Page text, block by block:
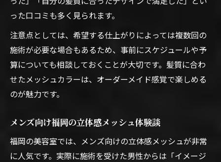
った口コミも多く見られます。
注意点としては、希望する仕上がりによっては複数回の
施術が必要な場合もあるため、事前にスケジュールや予
算についても相談しておくことが大切です。髪質に合わ
せたメッシュカラーは、オーダーメイド感覚で楽しめる
のが魅力です。
メンズ向け福岡の立体感メッシュ体験談
福岡の美容室では、メンズ向けの立体感メッシュが非常
に人気です。実際に施術を受けた男性からは「イメージ